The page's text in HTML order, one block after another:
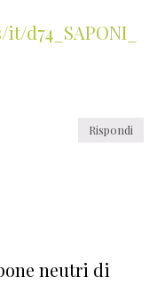
d74_SAPONI_
Rispondi
neutri di